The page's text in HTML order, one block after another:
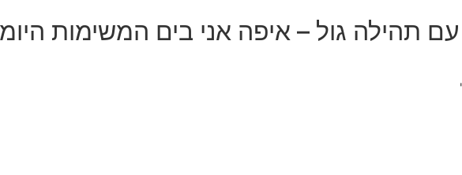
תהילה גול – איפה אני בים המשימות